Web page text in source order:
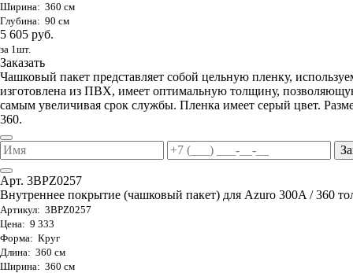
Ширина: 360 см
Глубина: 90 см
5 605 руб.
за 1шт.
Заказать
Чашковый пакет представляет собой цельную пленку,
изготовлена из ПВХ, имеет оптимальную толщину,
самым увеличивая срок службы. Пленка имеет серый цвет.
360.
Арт. 3BPZ0257
Внутреннее покрытие (чашковый пакет) для Azuro 300A / 360
Артикул: 3BPZ0257
Цена: 9 333
Форма: Круг
Длина: 360 см
Ширина: 360 см